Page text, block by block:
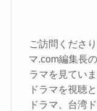
ご訪問くださ
マ.com編集長
ラマを見てい
ドラマを視聴
ドラマ、台湾